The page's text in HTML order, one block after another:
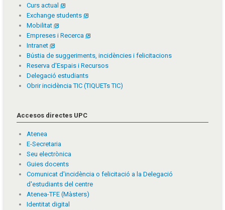
Curs actual
Exchange students
Mobilitat
Empreses i Recerca
Intranet
Bústia de suggeriments, incidències i felicitacions
Reserva d'Espais i Recursos
Delegació estudiants
Obrir incidència TIC (TIQUETs TIC)
Accesos directes UPC
Atenea
E-Secretaria
Seu electrònica
Guies docents
Comunicat d'incidència o felicitació a la Delegació
d'estudiants del centre
Atenea-TFE (Màsters)
Identitat digital